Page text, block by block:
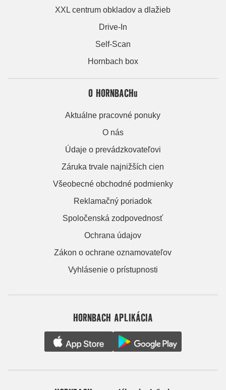
XXL centrum obkladov a dlažieb
Drive-In
Self-Scan
Hornbach box
O HORNBACHu
Aktuálne pracovné ponuky
O nás
Údaje o prevádzkovateľovi
Záruka trvale najnižších cien
Všeobecné obchodné podmienky
Reklamačný poriadok
Spoločenská zodpovednosť
Ochrana údajov
Zákon o ochrane oznamovateľov
Vyhlásenie o prístupnosti
HORNBACH APLIKÁCIA